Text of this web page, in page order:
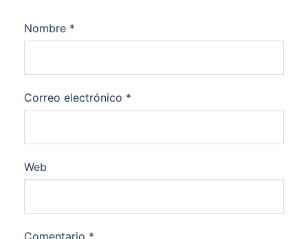
Nombre *
Correo electrónico *
Web
Comentario *